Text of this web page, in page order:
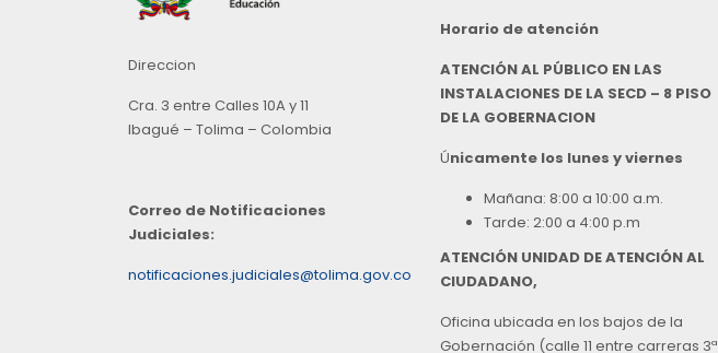
Direccion
Cra. 3 entre Calles 10A y 11
Ibagué – Tolima – Colombia
Correo de Notificaciones
Judiciales:
notificaciones.judiciales@tolima.gov.co
Horario de atención
ATENCIÓN AL PÚBLICO EN LAS
INSTALACIONES DE LA SECD – 8 PISO
DE LA GOBERNACION
Únicamente los lunes y viernes
Mañana: 8:00 a 10:00 a.m.
Tarde: 2:00 a 4:00 p.m
ATENCIÓN UNIDAD DE ATENCIÓN AL
CIUDADANO,
Oficina ubicada en los bajos de la
Gobernación (calle 11 entre carreras 3ª